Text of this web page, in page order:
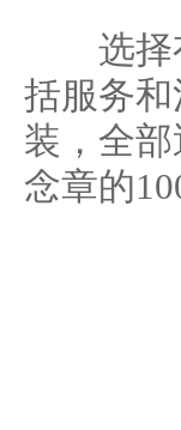
选择有
括服务
装，全
念章的